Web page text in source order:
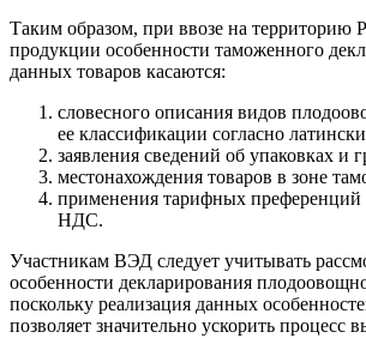
Таким образом, при ввозе на
продукции особенности таможенного
данных товаров касаются:
словесного описания видов
ее классификации согласно
заявления сведений об упаковках и
местонахождения товаров в зоне
применения тарифных преференций
НДС.
Участникам ВЭД следует учитывать
особенности декларирования
поскольку реализация данных
позволяет значительно ускорить процесс